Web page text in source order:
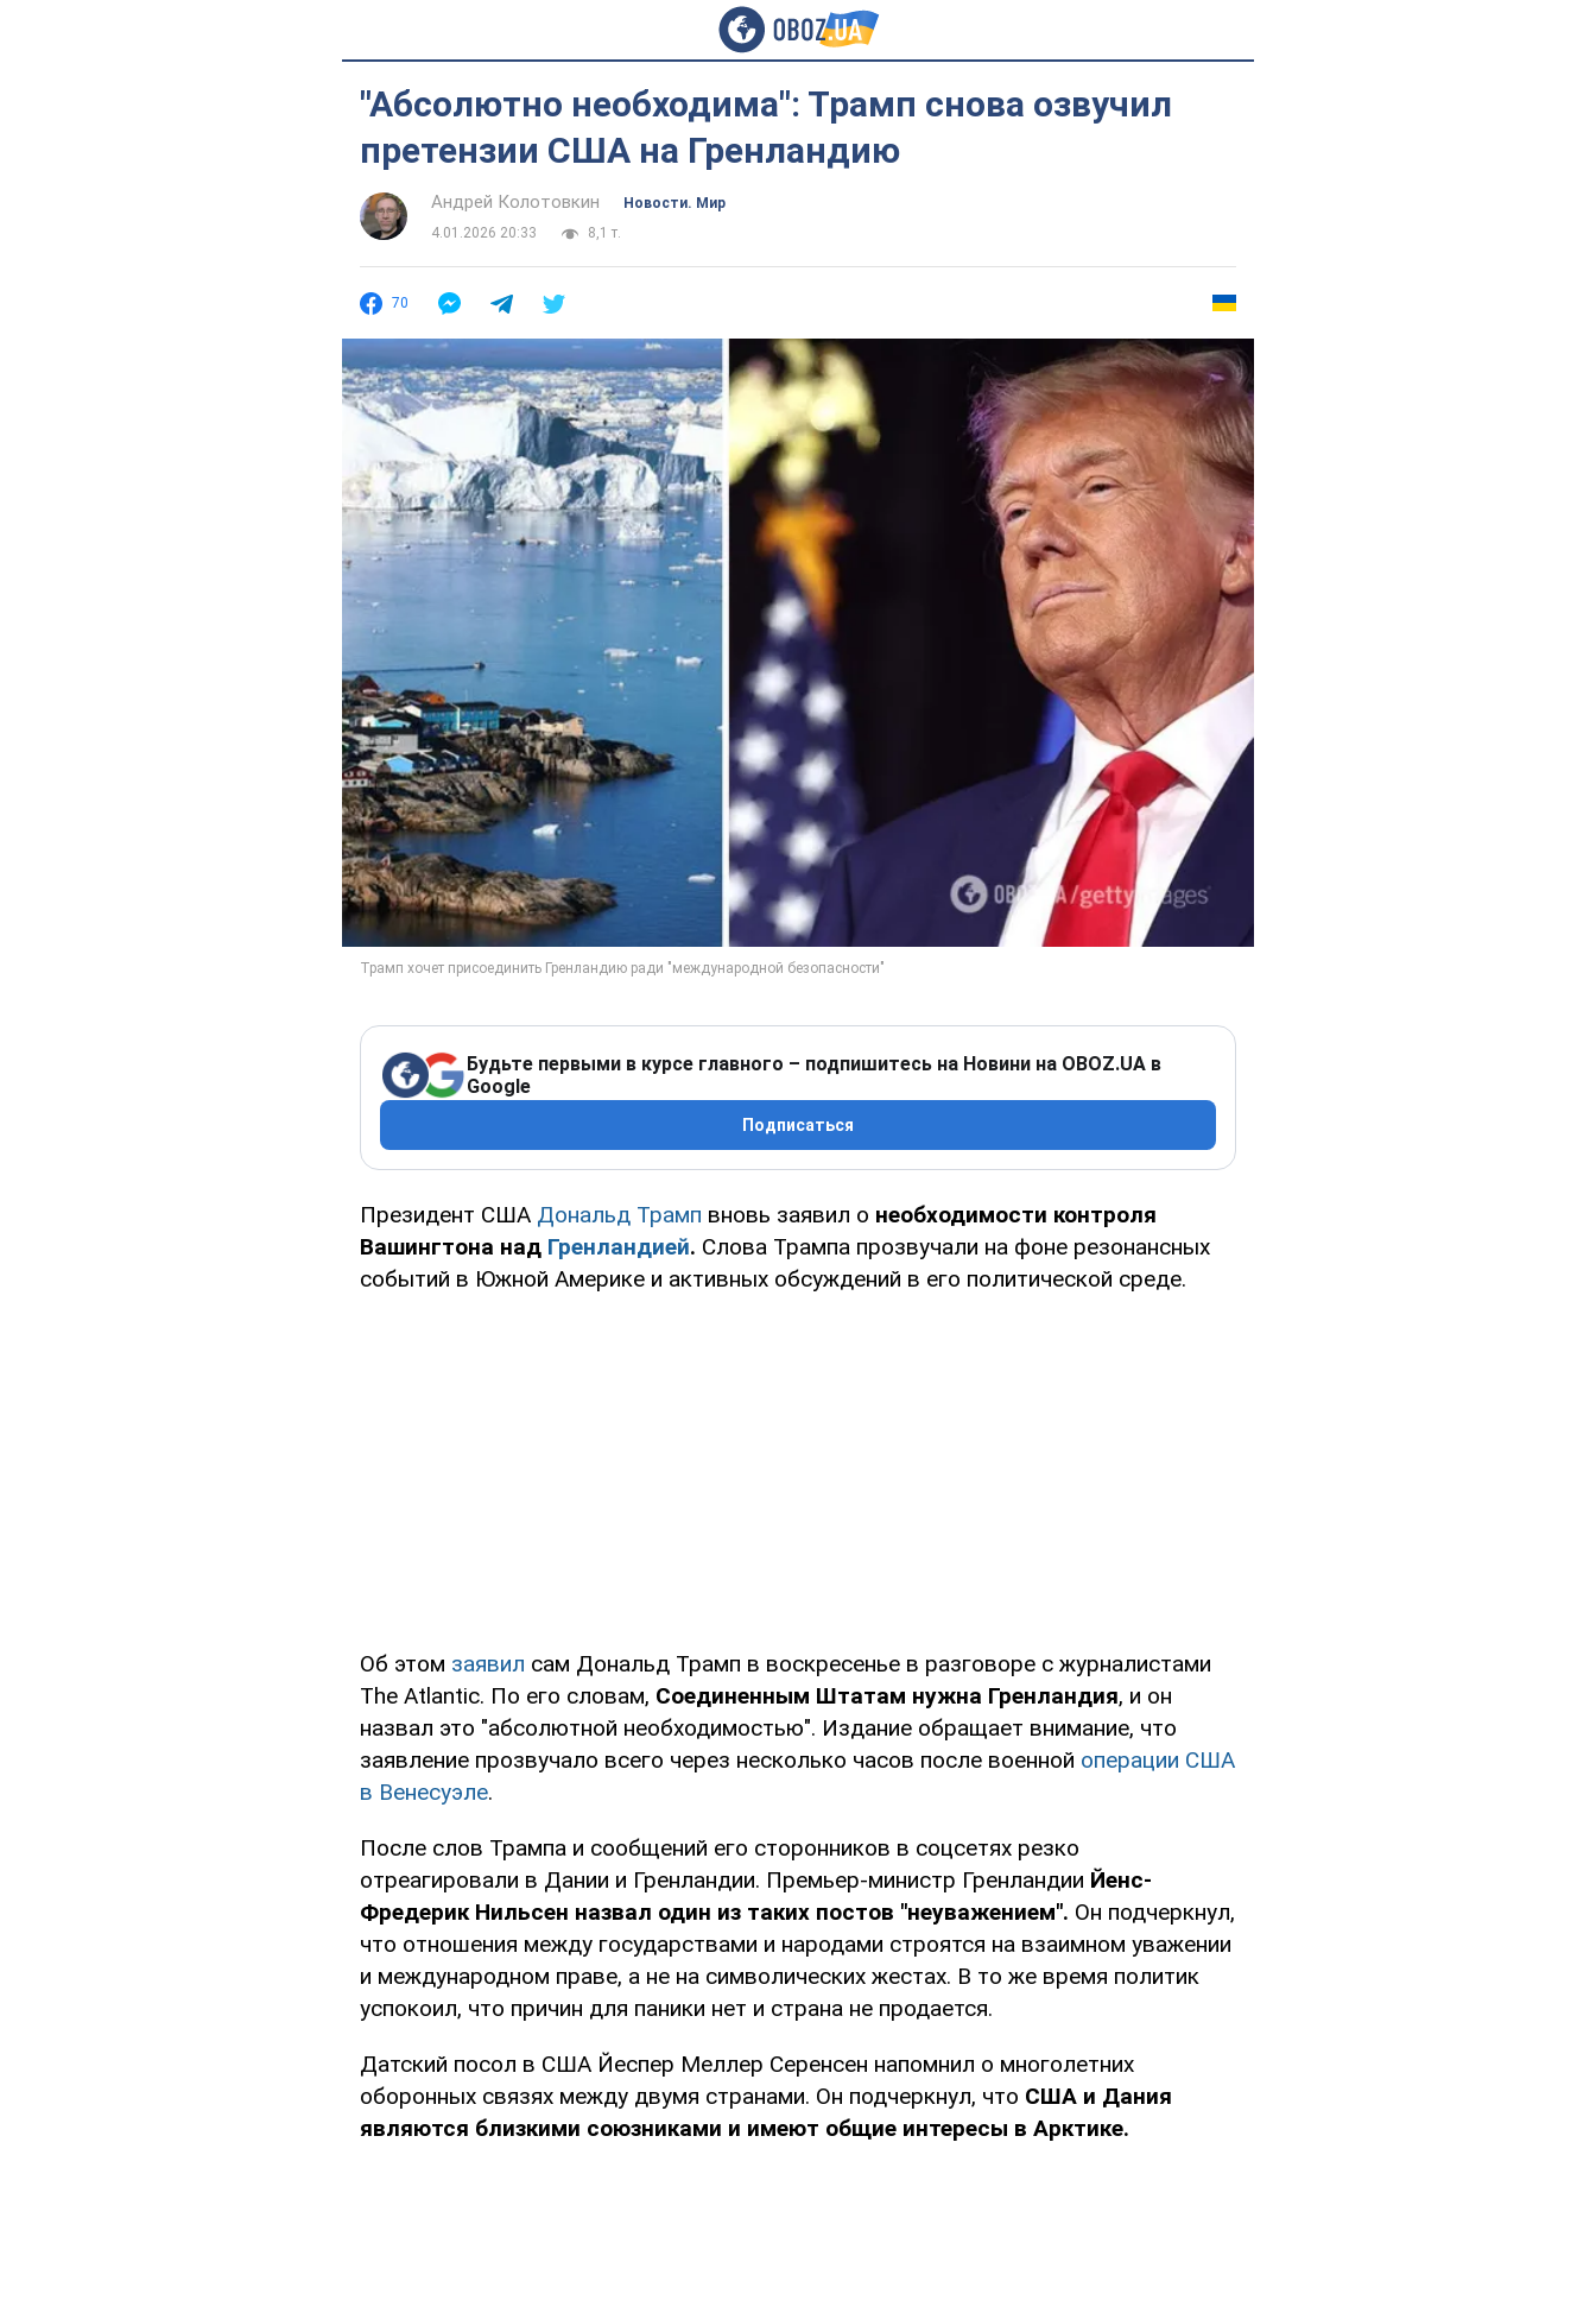
"Абсолютно необходима": Трамп снова озвучил
претензии США на Гренландию
Андрей Колотовкин
Новости. Мир
4.01.2026 20:33
8,1 т.
70
Будьте первыми в курсе главного – подпишитесь на Новини на OBOZ.UA в
Google
Подписаться
Президент США Дональд Трамп вновь заявил о необходимости контроля
Вашингтона над Гренландией. Слова Трампа прозвучали на фоне резонансных
событий в Южной Америке и активных обсуждений в его политической среде.
Об этом заявил сам Дональд Трамп в воскресенье в разговоре с журналистами
The Atlantic. По его словам, Соединенным Штатам нужна Гренландия, и он
назвал это "абсолютной необходимостью". Издание обращает внимание, что
заявление прозвучало всего через несколько часов после военной операции США
в Венесуэле.
После слов Трампа и сообщений его сторонников в соцсетях резко
отреагировали в Дании и Гренландии. Премьер-министр Гренландии Йенс-
Фредерик Нильсен назвал один из таких постов "неуважением". Он подчеркнул,
что отношения между государствами и народами строятся на взаимном уважении
и международном праве, а не на символических жестах. В то же время политик
успокоил, что причин для паники нет и страна не продается.
Датский посол в США Йеспер Меллер Серенсен напомнил о многолетних
оборонных связях между двумя странами. Он подчеркнул, что США и Дания
являются близкими союзниками и имеют общие интересы в Арктике.